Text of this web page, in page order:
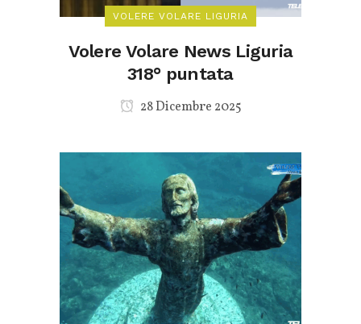
VOLERE VOLARE LIGURIA
Volere Volare News Liguria
318° puntata
28 Dicembre 2025